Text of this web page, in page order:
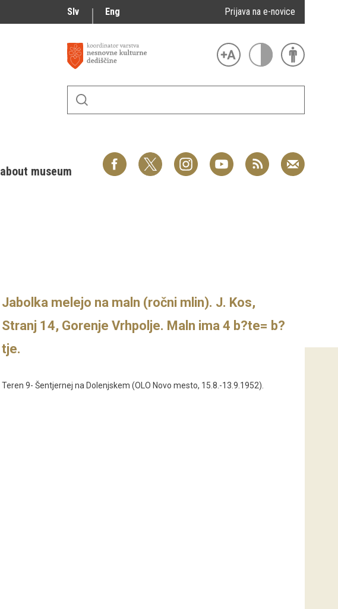
Slv Eng Prijava na e-novice
about museum
Jabolka melejo na maln (ročni mlin). J. Kos,
Stranj 14, Gorenje Vrhpolje. Maln ima 4 b?te= b?
tje.
Teren 9- Šentjernej na Dolenjskem (OLO Novo mesto, 15.8.-13.9.1952).